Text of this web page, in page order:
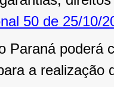
50 de 25/10/
Paraná poderá
a realização